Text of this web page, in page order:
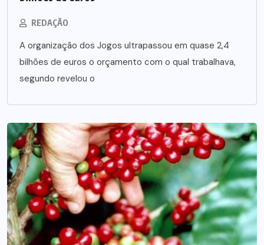
REDAÇÃO
A organização dos Jogos ultrapassou em quase 2,4
bilhões de euros o orçamento com o qual trabalhava,
segundo revelou o